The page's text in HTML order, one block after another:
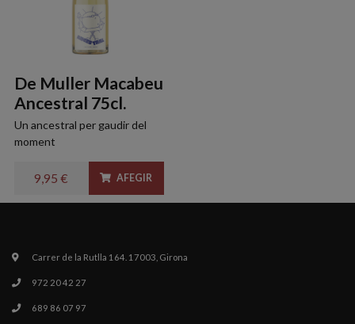
De Muller Macabeu
Ancestral 75cl.
Un ancestral per gaudir del
moment
9,95 € AFEGIR
Carrer de la Rutlla 164. 17003, Girona
972 20 42 27
689 86 07 97